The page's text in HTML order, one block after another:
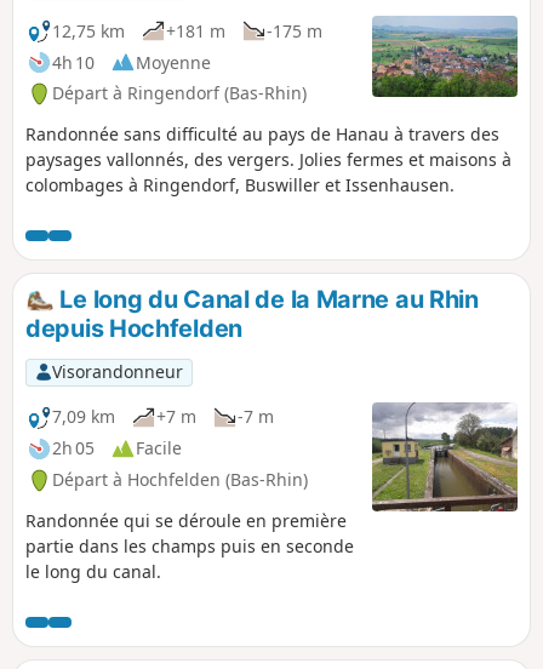
12,75 km
+181 m
-175 m
4h 10
Moyenne
Départ à Ringendorf (Bas-Rhin)
Randonnée sans difficulté au pays de Hanau à travers des
paysages vallonnés, des vergers. Jolies fermes et maisons à
colombages à Ringendorf, Buswiller et Issenhausen.
Le long du Canal de la Marne au Rhin
depuis Hochfelden
Visorandonneur
7,09 km
+7 m
-7 m
2h 05
Facile
Départ à Hochfelden (Bas-Rhin)
Randonnée qui se déroule en première
partie dans les champs puis en seconde
le long du canal.